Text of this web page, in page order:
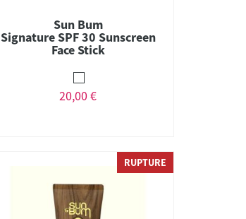
Sun Bum
Signature SPF 30 Sunscreen
Face Stick
20,00 €
RUPTURE